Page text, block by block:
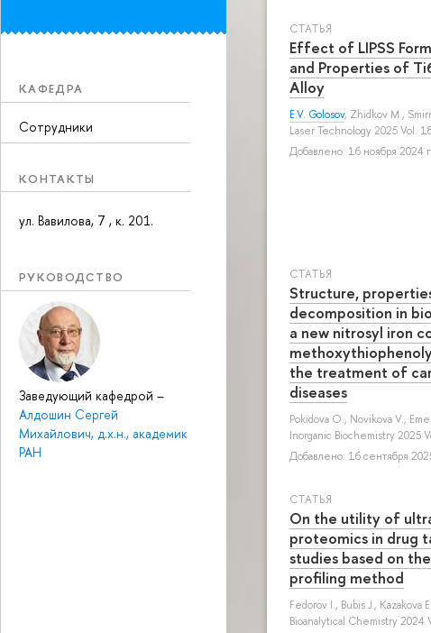
КАФЕДРА
Сотрудники
КОНТАКТЫ
ул. Вавилова, 7 , к. 201.
РУКОВОДСТВО
Заведующий кафедрой –
Алдошин Сергей
Михайлович, д.х.н., академик
РАН
СТАТЬЯ
Effect of LIPSS
and Properties of
Alloy
E.V. Golosov, Zhidkov M.,
Laser Technology 2025 Vol.
Добавлено: 16 ноября 2024 г.
СТАТЬЯ
Structure,
decomposition in
a new nitrosyl iron
the treatment of
diseases
Pokidova О., Novikova V.,
Inorganic Biochemistry 2025
Добавлено: 16 сентября
СТАТЬЯ
On the utility of
proteomics in drug
studies based on
profiling method
Fedorov I., Bubis J., Kazakova E.
Bioanalytical Chemistry 2024